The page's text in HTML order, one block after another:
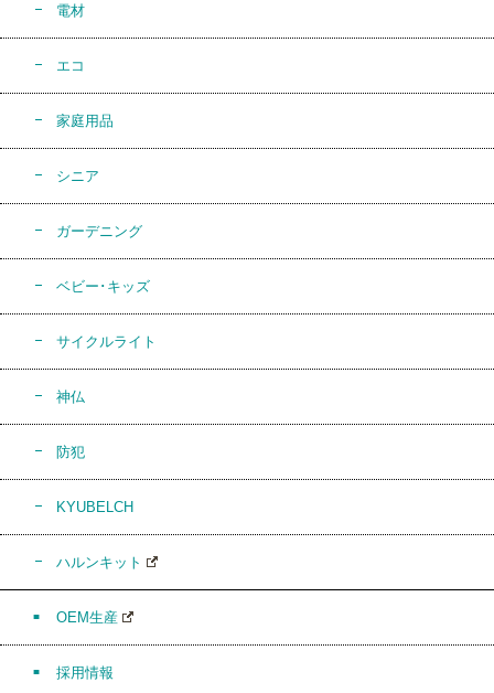
電材
エコ
家庭用品
シニア
ガーデニング
ベビー･キッズ
サイクルライト
神仏
防犯
KYUBELCH
ハルンキット
OEM生産
採用情報